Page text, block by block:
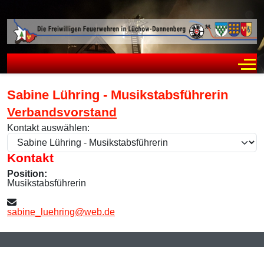
Sabine Lühring - Musikstabsführerin
Verbandsvorstand
Kontakt auswählen:
Kontakt
Position:
Musikstabsführerin
E-Mail:
sabine_luehring@web.de